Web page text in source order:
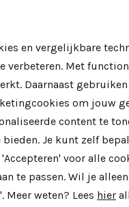
en vergelijkbare
verbeteren. Met
Daarnaast
om jouw
content te
Je kunt zelf
voor alle
te passen. Wil je
Meer weten? Lees hier